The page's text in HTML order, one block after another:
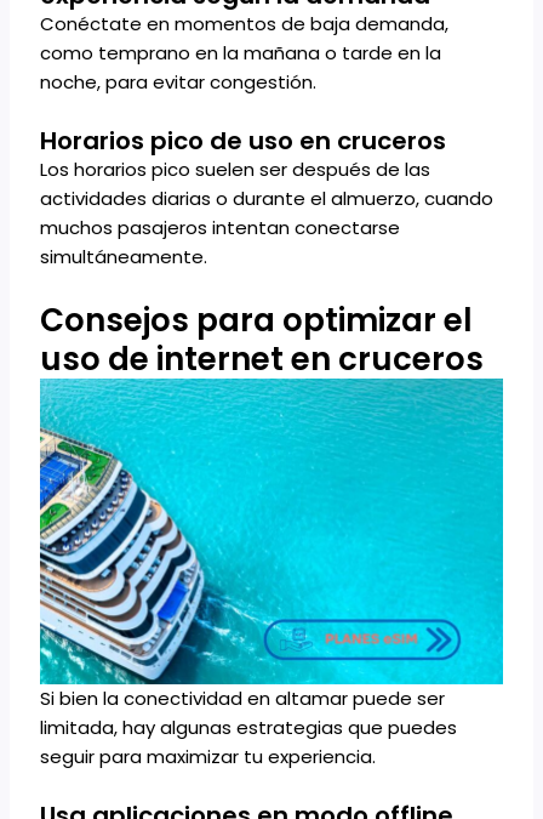
Conéctate en momentos de baja demanda,
como temprano en la mañana o tarde en la
noche, para evitar congestión.
Horarios pico de uso en cruceros
Los horarios pico suelen ser después de las
actividades diarias o durante el almuerzo, cuando
muchos pasajeros intentan conectarse
simultáneamente.
Consejos para optimizar el
uso de internet en cruceros
Si bien la conectividad en altamar puede ser
limitada, hay algunas estrategias que puedes
seguir para maximizar tu experiencia.